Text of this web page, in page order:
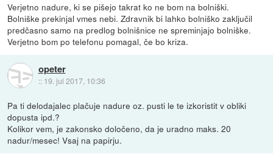
Verjetno nadure, ki se pišejo takrat ko ne bom na bolniški.
Bolniške prekinjal vmes nebi. Zdravnik bi lahko bolniško zaključil
predčasno samo na predlog bolnišnice ne spreminjajo bolniške.
Verjetno bom po telefonu pomagal, če bo kriza.
opeter
:: 19. jul 2017, 10:36
Pa ti delodajalec plačuje nadure oz. pusti le te izkoristit v obliki
dopusta ipd.?
Kolikor vem, je zakonsko določeno, da je uradno maks. 20
nadur/mesec! Vsaj na papirju.